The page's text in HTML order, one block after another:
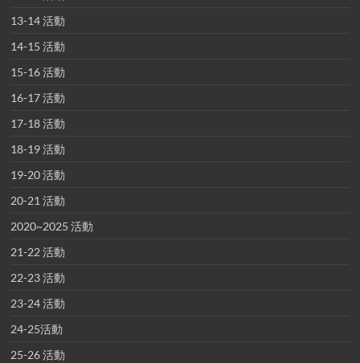
13-14 活動
14-15 活動
15-16 活動
16-17 活動
17-18 活動
18-19 活動
19-20 活動
20-21 活動
2020~2025 活動
21-22 活動
22-23 活動
23-24 活動
24-25活動
25-26 活動